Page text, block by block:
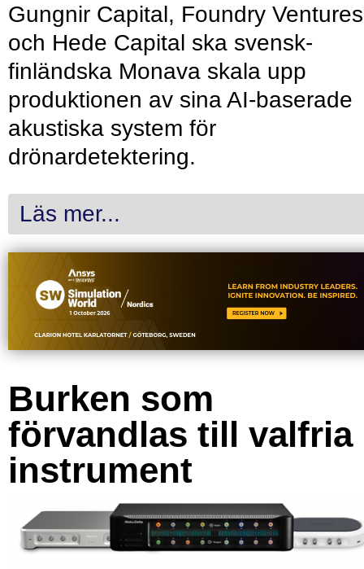
Gungnir Capital, Foundry Ventures
och Hede Capital ska svensk-
finländska Monava skala upp
produktionen av sina AI-baserade
akustiska system för
drönardetektering.
Läs mer...
Burken som
förvandlas till valfria
instrument